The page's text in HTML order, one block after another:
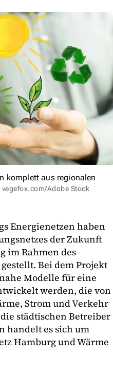
komplett aus regionalen
Adobe Stock
Energienetzen haben
der Zukunft
im Rahmen des
Bei dem Projekt
Modelle für eine
werden, die von
Strom und Verkehr
städtischen Betreiber
handelt es sich um
Hamburg und Wärme